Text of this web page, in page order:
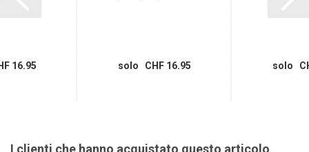
16.95 solo CHF 16.95 solo
I clienti che hanno acquistato questo articolo,